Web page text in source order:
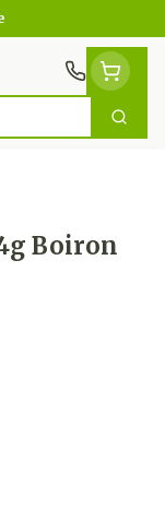
Boiron